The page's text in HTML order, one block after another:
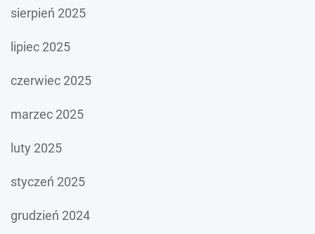
sierpień 2025
lipiec 2025
czerwiec 2025
marzec 2025
luty 2025
styczeń 2025
grudzień 2024